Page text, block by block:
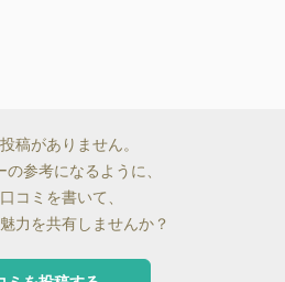
稿がありません。
参考になるように、
コミを書いて、
力を共有しませんか？